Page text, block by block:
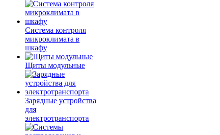
Система контроля
микроклимата в
шкафу
Щиты модульные
Зарядные устройства
для
электротранспорта